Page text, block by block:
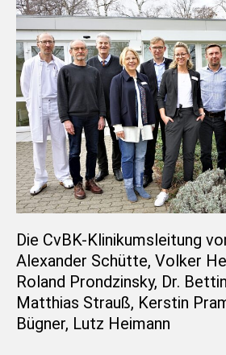
Die CvBK-Klinikumsleitung
Alexander Schütte, Volker
Roland Prondzinsky, Dr.
Matthias Strauß, Kerstin
Bügner, Lutz Heimann